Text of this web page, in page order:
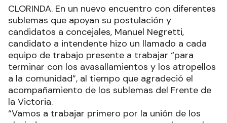
CLORINDA. En un nuevo encuentro con diferentes
sublemas que apoyan su postulación y
candidatos a concejales, Manuel Negretti,
candidato a intendente hizo un llamado a cada
equipo de trabajo presente a trabajar “para
terminar con los avasallamientos y los atropellos
a la comunidad”, al tiempo que agradeció el
acompañamiento de los sublemas del Frente de
la Victoria.
“Vamos a trabajar primero por la unión de los